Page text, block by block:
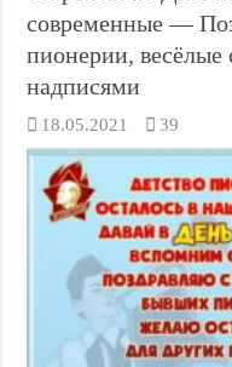
современные —
пионерии,
надписями
18.05.2021 39